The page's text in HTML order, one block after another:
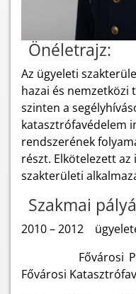
Önéletrajz:
Az ügyeleti
hazai és nemzetközi
szinten a
katasztrófavédelem
rendszerének
részt. Elkötelezett
szakterületi
Szakmai
2010 – 2012
Fővárosi
Fővárosi